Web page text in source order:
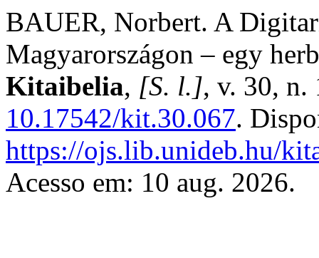
BAUER, Norbert. A
Magyarországon – egy
Kitaibelia, [S. l.], v. 30, n.
10.17542/kit.30.067.
https://ojs.lib.unideb.hu/
Acesso em: 10 aug. 2026.